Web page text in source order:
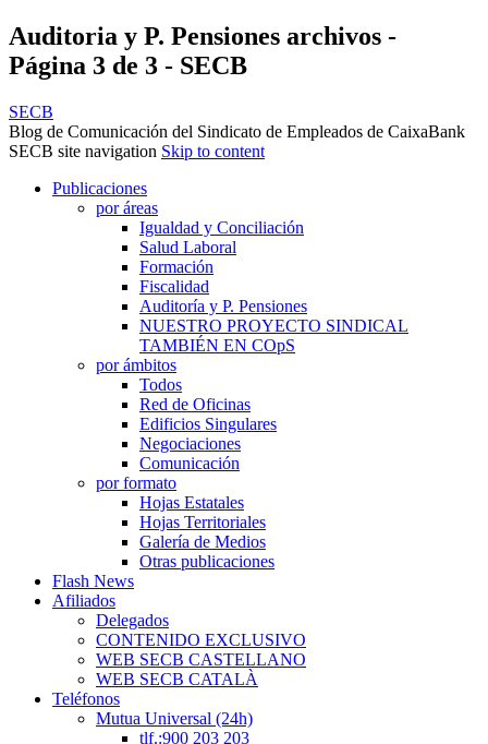
Auditoria y P. Pensiones archivos -
Página 3 de 3 - SECB
SECB
Blog de Comunicación del Sindicato de Empleados de CaixaBank
SECB site navigation Skip to content
Publicaciones
por áreas
Igualdad y Conciliación
Salud Laboral
Formación
Fiscalidad
Auditoría y P. Pensiones
NUESTRO PROYECTO SINDICAL
TAMBIÉN EN COpS
por ámbitos
Todos
Red de Oficinas
Edificios Singulares
Negociaciones
Comunicación
por formato
Hojas Estatales
Hojas Territoriales
Galería de Medios
Otras publicaciones
Flash News
Afiliados
Delegados
CONTENIDO EXCLUSIVO
WEB SECB CASTELLANO
WEB SECB CATALÀ
Teléfonos
Mutua Universal (24h)
tlf.:900 203 203